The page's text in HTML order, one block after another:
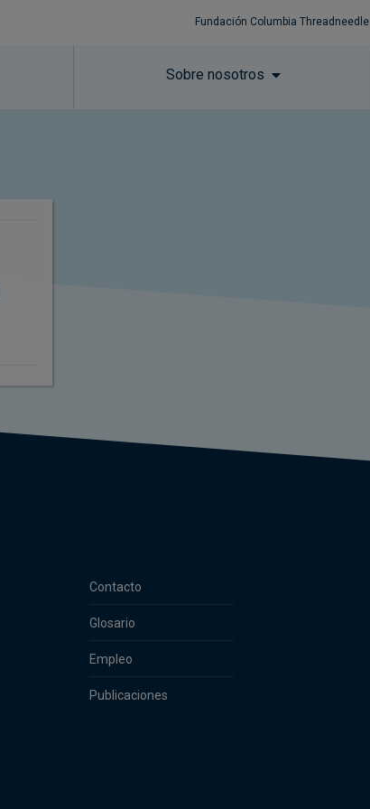
Fundación Columbia Threadneedle
Sobre nosotros
Contacto
Glosario
Empleo
Publicaciones